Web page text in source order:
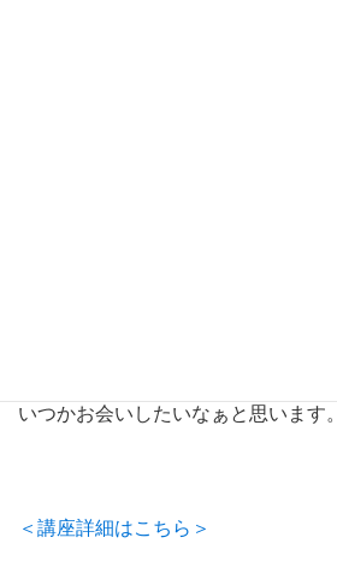
いつかお会いしたいなぁと思います。
＜講座詳細はこちら＞